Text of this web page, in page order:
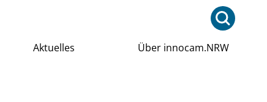
Aktuelles Über innocam.NRW